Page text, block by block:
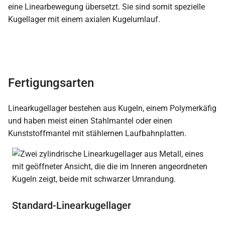
eine Linearbewegung übersetzt. Sie sind somit spezielle
Kugellager mit einem axialen Kugelumlauf.
Fertigungsarten
Linearkugellager bestehen aus Kugeln, einem Polymerkäfig
und haben meist einen Stahlmantel oder einen
Kunststoffmantel mit stählernen Laufbahnplatten.
Standard-Linearkugellager